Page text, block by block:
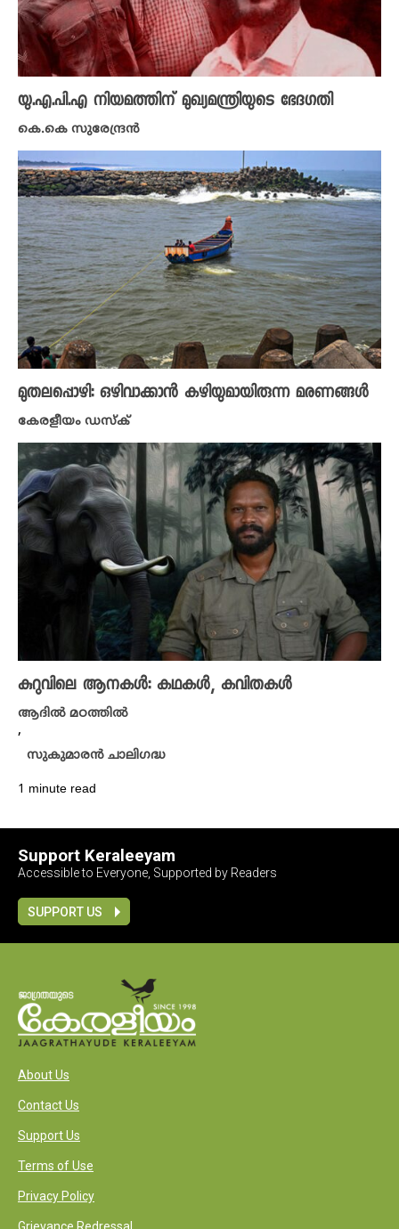
യു.എ.പി.എ നിയമത്തിന് മുഖ്യമന്ത്രിയുടെ ഭേ​ദ​ഗതി
കെ.കെ സുരേന്ദ്രൻ
മുതലപ്പൊഴി: ഒഴിവാക്കാൻ കഴിയുമായിരുന്ന മരണങ്ങൾ
കേരളീയം ഡസ്ക്
കുറുവിലെ ആനകൾ: കഥകൾ, കവിതകൾ
ആദിൽ മഠത്തിൽ
,
സുകുമാരൻ ചാലിഗദ്ധ
1 minute read
Support Keraleeyam
Accessible to Everyone, Supported by Readers
SUPPORT US
About Us
Contact Us
Support Us
Terms of Use
Privacy Policy